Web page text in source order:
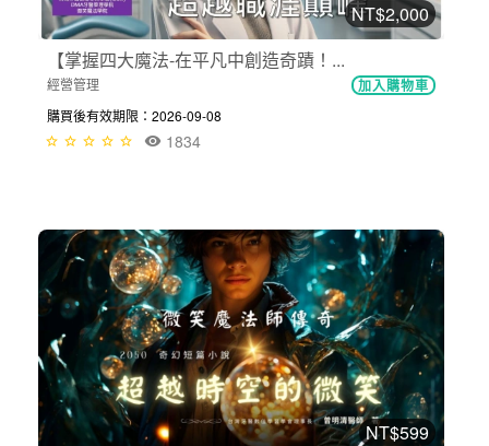
NT$2,000
【掌握四大魔法-在平凡中創造奇蹟！...
經營管理 加入購物車
購買後有效期限：2026-09-08
1834
NT$599